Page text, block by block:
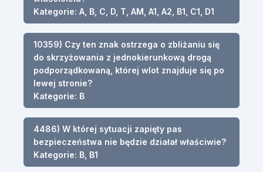
Kategorie: A, B, C, D, T, AM, A1, A2, B1, C1, D1
10359) Czy ten znak ostrzega o zbliżaniu się
do skrzyżowania z jednokierunkową drogą
podporządkowaną, której wlot znajduje się po
lewej stronie?
Kategorie: B
4486) W której sytuacji zapięty pas
bezpieczeństwa nie będzie działał właściwie?
Kategorie: B, B1